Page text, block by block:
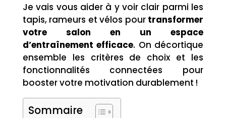
Je vais vous aider à y voir clair parmi les
tapis, rameurs et vélos pour transformer
votre salon en un espace
d’entraînement efficace. On décortique
ensemble les critères de choix et les
fonctionnalités connectées pour
booster votre motivation durablement !
Sommaire